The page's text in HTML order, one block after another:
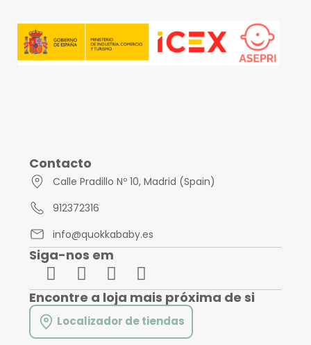
Contacto
Calle Pradillo Nº 10, Madrid (Spain)
912372316
info@quokkababy.es
Siga-nos em
Encontre a loja mais próxima de si
Localizador de tiendas